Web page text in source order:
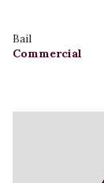
Bail
Commercial